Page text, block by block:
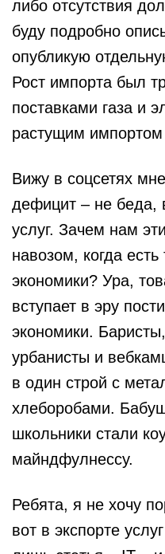
либо отсутствия
буду подробно
опубликую
Рост импорта был
поставками газа и
растущим импортом
Вижу в соцсетях
дефицит – не беда,
услуг. Зачем нам
навозом, когда
экономики? Ура,
вступает в эру
экономики.
урбанисты и
в один строй с
хлеборобами.
школьники стали
майндфулнессу.
Ребята, я не хочу
вот в экспорте